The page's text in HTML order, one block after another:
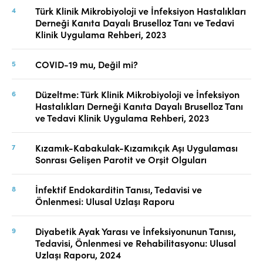
Türk Klinik Mikrobiyoloji ve İnfeksiyon Hastalıkları
Derneği Kanıta Dayalı Bruselloz Tanı ve Tedavi
Klinik Uygulama Rehberi, 2023
COVID-19 mu, Değil mi?
Düzeltme: Türk Klinik Mikrobiyoloji ve İnfeksiyon
Hastalıkları Derneği Kanıta Dayalı Bruselloz Tanı
ve Tedavi Klinik Uygulama Rehberi, 2023
Kızamık-Kabakulak-Kızamıkçık Aşı Uygulaması
Sonrası Gelişen Parotit ve Orşit Olguları
İnfektif Endokarditin Tanısı, Tedavisi ve
Önlenmesi: Ulusal Uzlaşı Raporu
Diyabetik Ayak Yarası ve İnfeksiyonunun Tanısı,
Tedavisi, Önlenmesi ve Rehabilitasyonu: Ulusal
Uzlaşı Raporu, 2024